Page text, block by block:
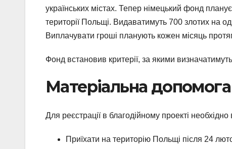
українських містах. Тепер німецький фонд
території Польщі. Видаватимуть 700 злотих на
Виплачувати гроші планують кожен місяць
Фонд встановив критерії, за якими
Матеріальна
Для реєстрації в благодійному проекті
Приїхати на територію Польщі після 24